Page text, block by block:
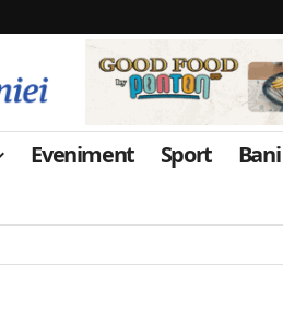
Eveniment Sport